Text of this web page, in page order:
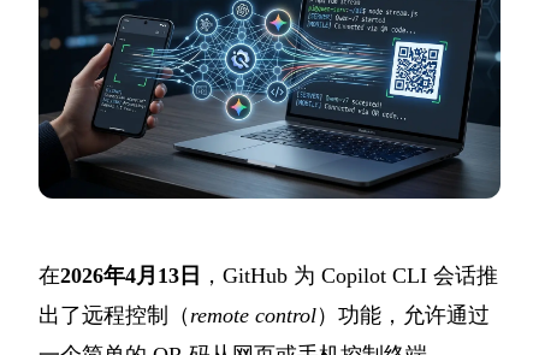
在2026年4月13日 ，GitHub 为 Copilot CLI 会话推
出了远程控制（remote control）功能，允许通过